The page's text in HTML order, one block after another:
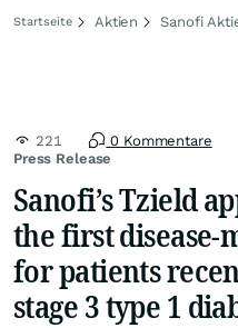
Startseite Aktien Sanofi
Press Release
221 0 Kommentare
Sanofi’s Tzield
the first
for patients
stage 3 type 1